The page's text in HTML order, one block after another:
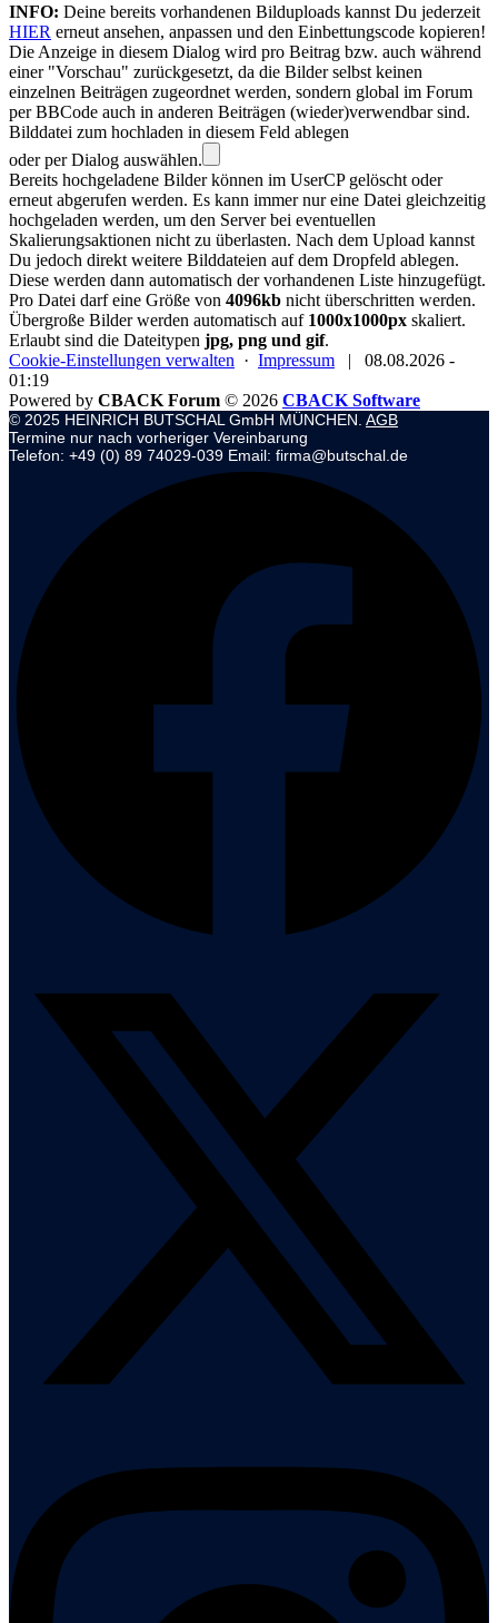
INFO: Deine bereits vorhandenen Bilduploads kannst Du jederzeit
HIER erneut ansehen, anpassen und den Einbettungscode kopieren!
Die Anzeige in diesem Dialog wird pro Beitrag bzw. auch während
einer "Vorschau" zurückgesetzt, da die Bilder selbst keinen
einzelnen Beiträgen zugeordnet werden, sondern global im Forum
per BBCode auch in anderen Beiträgen (wieder)verwendbar sind.
Bilddatei zum hochladen in diesem Feld ablegen
oder per Dialog auswählen.
Bereits hochgeladene Bilder können im UserCP gelöscht oder
erneut abgerufen werden. Es kann immer nur eine Datei gleichzeitig
hochgeladen werden, um den Server bei eventuellen
Skalierungsaktionen nicht zu überlasten. Nach dem Upload kannst
Du jedoch direkt weitere Bilddateien auf dem Dropfeld ablegen.
Diese werden dann automatisch der vorhandenen Liste hinzugefügt.
Pro Datei darf eine Größe von 4096kb nicht überschritten werden.
Übergroße Bilder werden automatisch auf 1000x1000px skaliert.
Erlaubt sind die Dateitypen jpg, png und gif.
Cookie-Einstellungen verwalten · Impressum |
08.08.2026 -
01:19
Powered by CBACK Forum © 2026 CBACK Software
© 2025 HEINRICH BUTSCHAL GmbH MÜNCHEN. AGB
Termine nur nach vorheriger Vereinbarung
Telefon: +49 (0) 89 74029-039 Email: firma@butschal.de